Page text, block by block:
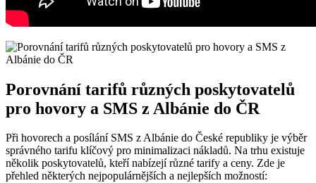
Porovnání tarifů ‌různých poskytovatelů
⁣pro hovory a SMS z Albánie do ČR
Při hovorech⁢ a posílání SMS z Albánie do České republiky je​ výběr
správného tarifu klíčový pro minimalizaci nákladů. Na trhu existuje
několik poskytovatelů, kteří nabízejí různé tarify a ceny. Zde je‍
přehled některých nejpopulárnějších ‍a nejlepších možností: